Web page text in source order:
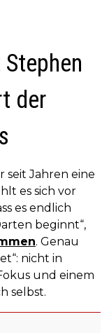
der
seit Jahren eine
es sich vor
es endlich
beginnt“,
. Genau
nicht in
und einem
selbst.